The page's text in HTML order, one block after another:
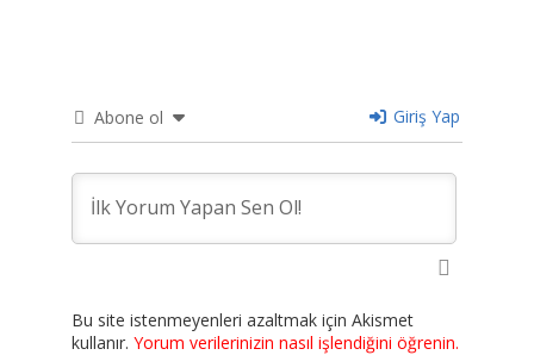
Abone ol Giriş Yap
Bu site istenmeyenleri azaltmak için Akismet
kullanır. Yorum verilerinizin nasıl işlendiğini öğrenin.